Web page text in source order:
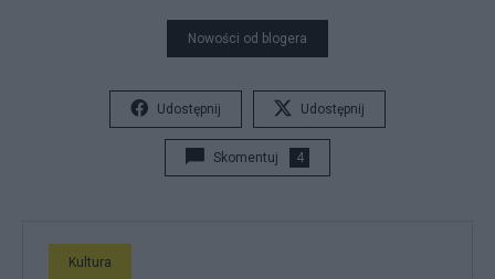
Nowości od blogera
Udostępnij Udostępnij
Skomentuj 4
Kultura